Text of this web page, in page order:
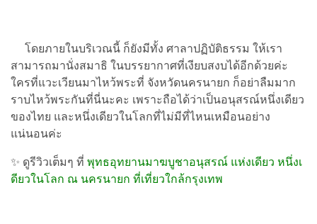
โดยภายในบริเวณนี้ ก็ยังมีทั้ง ศาลาปฏิบัติธรรม ให้เรา
สามารถมานั่งสมาธิ ในบรรยากาศที่เงียบสงบได้อีกด้วยค่ะ
ใครที่แวะเวียนมาไหว้พระที่ จังหวัดนครนายก ก็อย่าลืมมาก
ราบไหว้พระกันที่นี่นะคะ เพราะถือได้ว่าเป็นอนุสรณ์หนึ่งเดียว
ของไทย และหนึ่งเดียวในโลกที่ไม่มีที่ไหนเหมือนอย่าง
แน่นอนค่ะ
✨ ดูรีวิวเต็มๆ ที่ พุทธอุทยานมาฆบูชาอนุสรณ์ แห่งเดียว หนึ่งเ
ดียวในโลก ณ นครนายก ที่เที่ยวใกล้กรุงเทพ